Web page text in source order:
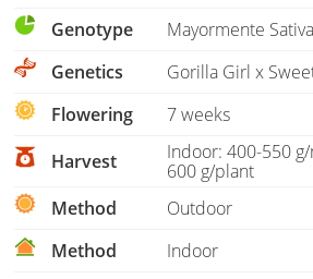
Genotype
Mayormente Sativa
Genetics
Gorilla Girl x
Flowering
7 weeks
Harvest
Indoor: 400-550
600 g/plant
Method
Outdoor
Method
Indoor